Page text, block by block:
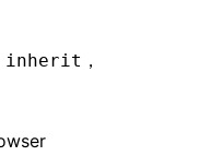
inherit ，